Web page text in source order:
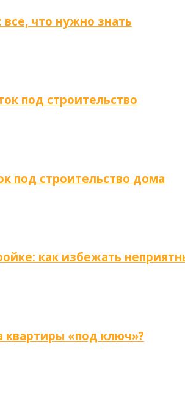
что нужно знать
под строительство
под строительство дома
как избежать
квартиры «под ключ»?